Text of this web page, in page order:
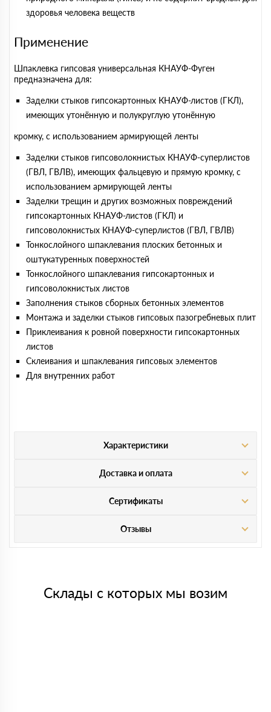
здоровья человека веществ
Применение
Шпаклевка гипсовая универсальная КНАУФ-Фуген
предназначена для:
Заделки стыков гипсокартонных КНАУФ-листов (ГКЛ),
имеющих утонённую и полукруглую утонённую
кромку, с использованием армирующей ленты
Заделки стыков гипсоволокнистых КНАУФ-суперлистов
(ГВЛ, ГВЛВ), имеющих фальцевую и прямую кромку, с
использованием армирующей ленты
Заделки трещин и других возможных повреждений
гипсокартонных КНАУФ-листов (ГКЛ) и
гипсоволокнистых КНАУФ-суперлистов (ГВЛ, ГВЛВ)
Тонкослойного шпаклевания плоских бетонных и
оштукатуренных поверхностей
Тонкослойного шпаклевания гипсокартонных и
гипсоволокнистых листов
Заполнения стыков сборных бетонных элементов
Монтажа и заделки стыков гипсовых пазогребневых плит
Приклеивания к ровной поверхности гипсокартонных
листов
Склеивания и шпаклевания гипсовых элементов
Для внутренних работ
Характеристики
Доставка и оплата
Сертификаты
Отзывы
Склады с которых мы возим